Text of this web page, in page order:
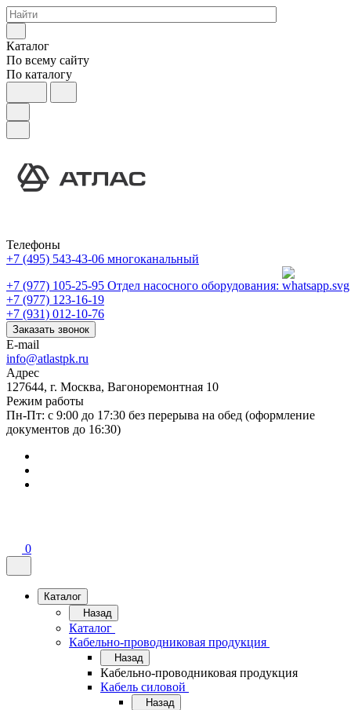
Каталог
По всему сайту
По каталогу
Телефоны
+7 (495) 543-43-06 многоканальный
+7 (977) 105-25-95 Отдел насосного оборудования:
+7 (977) 123-16-19
+7 (931) 012-10-76
Заказать звонок
E-mail
info@atlastpk.ru
Адрес
127644, г. Москва, Вагоноремонтная 10
Режим работы
Пн-Пт: с 9:00 до 17:30 без перерыва на обед (оформление
документов до 16:30)
0
Каталог
Назад
Каталог
Кабельно-проводниковая продукция
Назад
Кабельно-проводниковая продукция
Кабель силовой
Назад